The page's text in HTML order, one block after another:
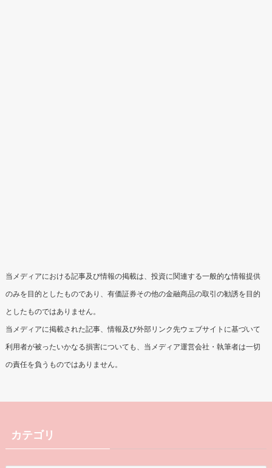
当メディアにおける記事及び情報の掲載は、投資に関連する一般的な情報提供
のみを目的としたものであり、有価証券その他の金融商品の取引の勧誘を目的
としたものではありません。
当メディアに掲載された記事、情報及び外部リンク先ウェブサイトに基づいて
利用者が被ったいかなる損害についても、当メディア運営会社・執筆者は一切
の責任を負うものではありません。
カテゴリ